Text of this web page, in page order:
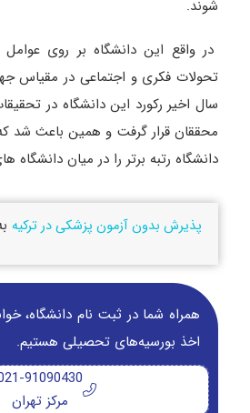
‌شوند.
در واقع این دانشگاه بر روی عوامل
سال اخیر رکورد این دانشگاه در
دانشگاه رتبه برتر را در میان دانشگاه‌
پذیرش بدون آزمون پزشکی در ترکیه
همراه شما در ثبت نام دانشگاه‌،
اخذ بورسیه‌های تحصیلی هستیم.
91090430
مرکز تهران